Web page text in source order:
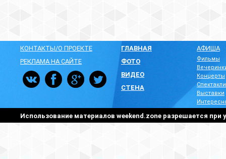
КОНТАКТЫ/О ПРОЕКТЕ
РЕКЛАМА НА САЙТЕ
ГЛАВНАЯ
ФОТО
ВИДЕО
СТЕНА
АФИША
Фильмы
Концерты
Спектакли
Выставки
Использование материалов weekend.zone разрешается